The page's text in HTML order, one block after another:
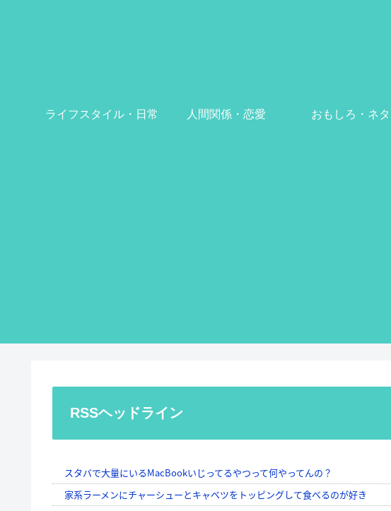
ライフスタイル・日常 人間関係・恋愛 おもしろ・ネタ
RSSヘッドライン